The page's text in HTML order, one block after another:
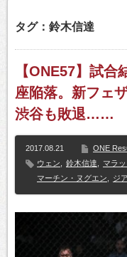
タグ：鈴木信達
【ONE57】試
座陥落。新フェ
渋谷も敗退……
2017.08.21
ONE
ウェン
鈴木信達 マラ
マーチン・ヌグエン
ジ